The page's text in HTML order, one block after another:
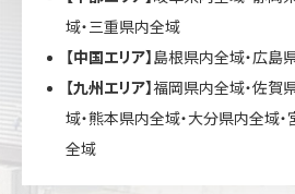
域・三重県内全域
【中国エリア】島根県内全域・広島
【九州エリア】福岡県内全域・佐賀
域・熊本県内全域・大分県内全域
全域